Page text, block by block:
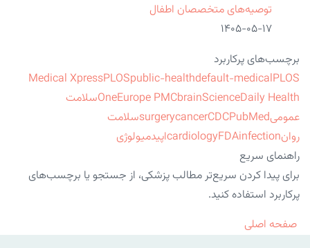
توصیه‌های متخصصان اطفال
۱۴۰۵-۰۵-۱۷
برچسب‌های پرکاربرد
Medical XpressPLOSpublic-healthdefault-medicalPLOS
OneEurope PMCbrainScienceDaily Health
سلامت
عمومی
surgerycancerCDCPubMed
سلامت
روان
cardiologyFDAinfection
اپیدمیولوژی
راهنمای سریع
برای پیدا کردن سریع‌تر مطالب پزشکی، از جستجو یا برچسب‌های
پرکاربرد استفاده کنید.
صفحه اصلی